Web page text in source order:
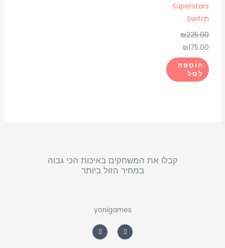
Superstars
Switch
₪225.00
₪175.00
הוספה
לסל
קבלו את המשחקים באיכות הכי גבוה
במחיר הזול ביותר
yonigames
a
c
e
h
a
t